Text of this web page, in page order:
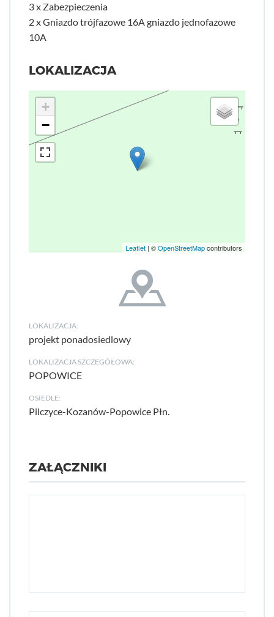
3 x Zabezpieczenia
2 x Gniazdo trójfazowe 16A gniazdo jednofazowe
10A
LOKALIZACJA
+
−
Leaflet | ©OpenStreetMapcontributors
LOKALIZACJA:
projekt ponadosiedlowy
LOKALIZACJA SZCZEGÓŁOWA:
POPOWICE
OSIEDLE:
Pilczyce-Kozanów-Popowice Płn.
ZAŁĄCZNIKI